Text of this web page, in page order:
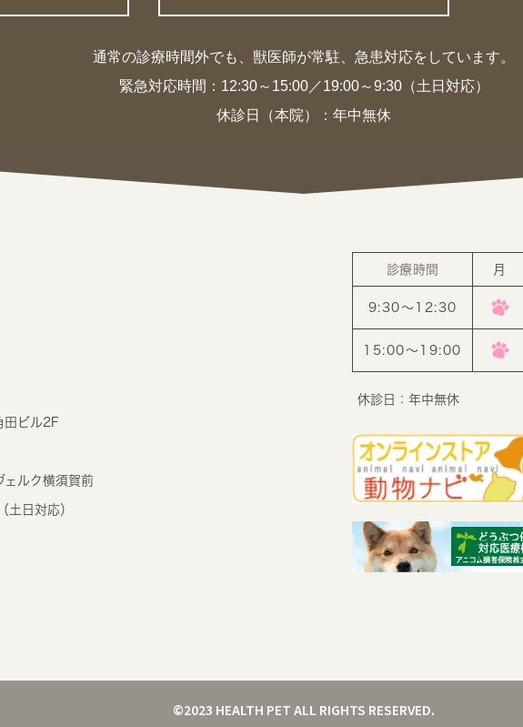
通常の診療時間外でも、獣医師が常駐、 急患対応をしています。
緊急対応時間： 12:30～15:00／19:00～9:30（土日対応）
休診日（本院）：年中無休
田ビル2F
ェルク横須賀前
日対応）
診療時間 月
9:30〜12:30
15:00〜19:00
休診日：年中無休
©2023 HEALTH PET ALL RIGHTS RESERVED.